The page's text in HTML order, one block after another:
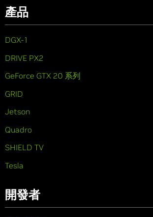
產品
DGX-1
DRIVE PX2
GeForce GTX 20 系列
GRID
Jetson
Quadro
SHIELD TV
Tesla
開發者